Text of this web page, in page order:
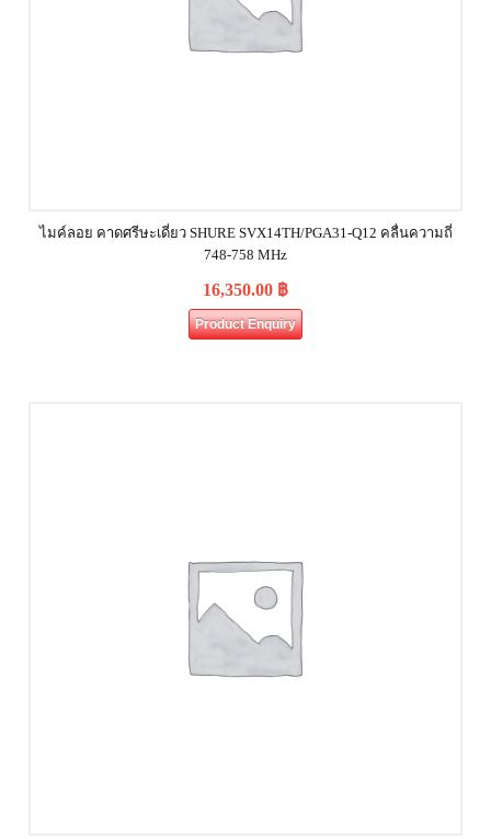
ไมค์ลอย คาดศรีษะเดี่ยว SHURE SVX14TH/PGA31-Q12 คลื่นความถี่
748-758 MHz
16,350.00 ฿
Product Enquiry